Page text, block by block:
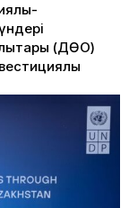
(ДӨО)